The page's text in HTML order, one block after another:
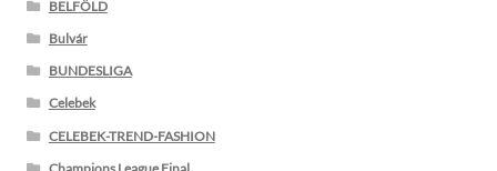
BELFÖLD
Bulvár
BUNDESLIGA
Celebek
CELEBEK-TREND-FASHION